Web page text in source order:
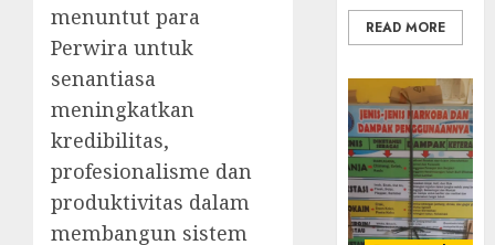
menuntut para
Perwira untuk
senantiasa
meningkatkan
kredibilitas,
profesionalisme dan
produktivitas dalam
membangun sistem
READ MORE